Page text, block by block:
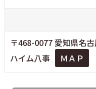
〒468-0077 愛知県名
ハイム八事
ＭＡＰ